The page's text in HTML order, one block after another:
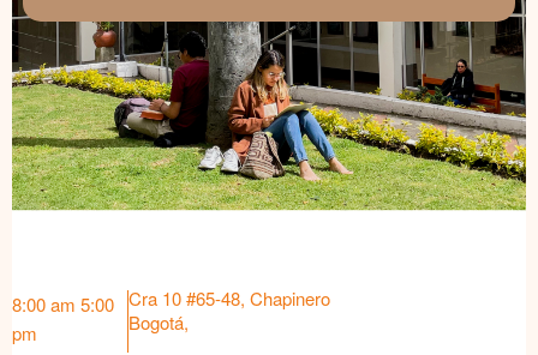
8:00 am 5:00
pm
Cra 10 #65-48, Chapinero
Bogotá,